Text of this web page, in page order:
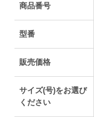
商品番号
型番
販売価格
サイズ(号)をお選び
ください